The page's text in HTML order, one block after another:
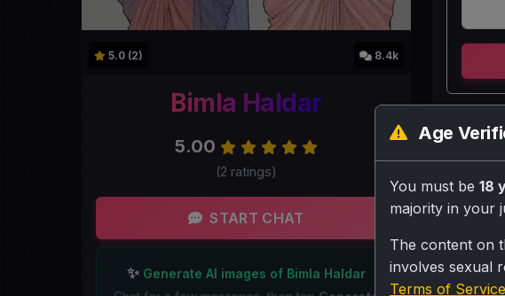
5.0 (2) 8.4k
Bimla Haldar
5.00
(2 ratings)
START CHAT
✨Generate AI images of Bimla Haldar
दिल्ली में
मटोल
है। उसका
जीवन
बेटियाँ
करते हैं।
Age
You must be 18
majority in your
The content on
involves sexual
Terms of Service